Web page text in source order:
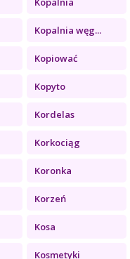
Kopalnia węg...
Kopiować
Kopyto
Kordelas
Korkociąg
Koronka
Korzeń
Kosa
Kosmetyki